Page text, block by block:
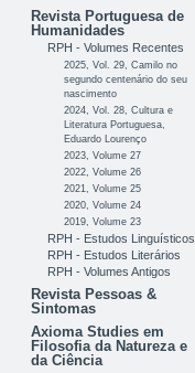
Revista Portuguesa de
Humanidades
RPH - Volumes Recentes
2025, Vol. 29, Camilo no
segundo centenário do seu
nascimento
2024, Vol. 28, Cultura e
Literatura Portuguesa,
Eduardo Lourenço
2023, Volume 27
2022, Volume 26
2021, Volume 25
2020, Volume 24
2019, Volume 23
RPH - Estudos Linguísticos
RPH - Estudos Literários
RPH - Volumes Antigos
Revista Pessoas &
Sintomas
Axioma Studies em
Filosofia da Natureza e
da Ciência